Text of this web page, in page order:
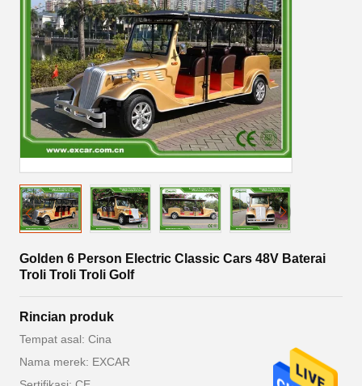
Golden 6 Person Electric Classic Cars 48V Baterai
Troli Troli Troli Golf
Rincian produk
Tempat asal: Cina
Nama merek: EXCAR